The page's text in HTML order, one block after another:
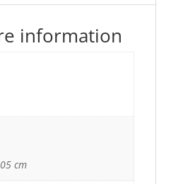
information
cm